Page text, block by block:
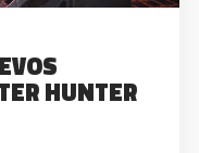
HUNTER